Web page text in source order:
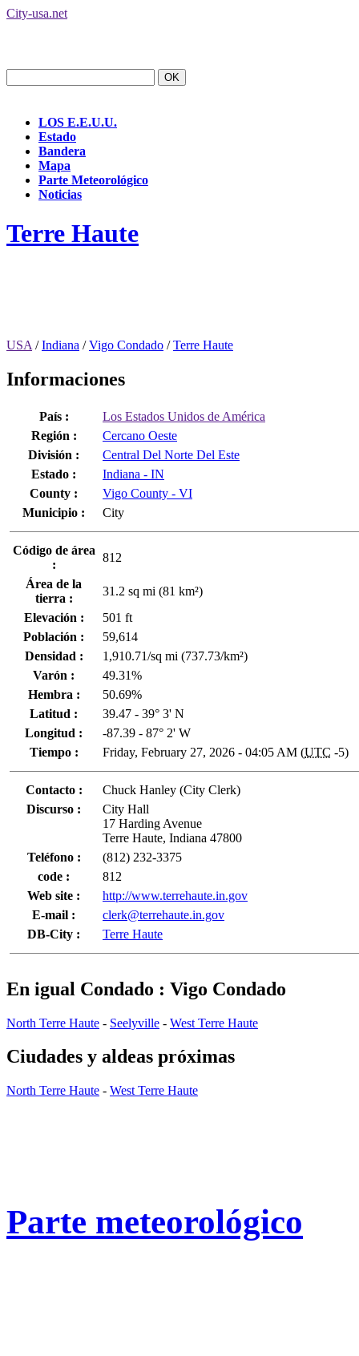
City-usa.net
LOS E.E.U.U.
Estado
Bandera
Mapa
Parte Meteorológico
Noticias
Terre Haute
USA /Indiana /Vigo Condado /Terre Haute
Informaciones
País :
Los Estados Unidos de América
Región :
Cercano Oeste
División :
Central Del Norte Del Este
Estado :
Indiana - IN
County :
Vigo County - VI
Municipio :
City
Código de área
:
812
Área de la
tierra :
31.2 sq mi (81 km²)
Elevación :
501 ft
Población :
59,614
Densidad :
1,910.71/sq mi (737.73/km²)
Varón :
49.31%
Hembra :
50.69%
Latitud :
39.47 - 39° 3' N
Longitud :
-87.39 - 87° 2' W
Tiempo :
Friday, February 27, 2026 - 04:05 AM (UTC -5)
Contacto :
Chuck Hanley (City Clerk)
Discurso :
City Hall
17 Harding Avenue
Terre Haute, Indiana 47800
Teléfono :
(812) 232-3375
code :
812
Web site :
http://www.terrehaute.in.gov
E-mail :
clerk@terrehaute.in.gov
DB-City :
Terre Haute
En igual Condado : Vigo Condado
North Terre Haute - Seelyville - West Terre Haute
Ciudades y aldeas próximas
North Terre Haute - West Terre Haute
Parte meteorológico